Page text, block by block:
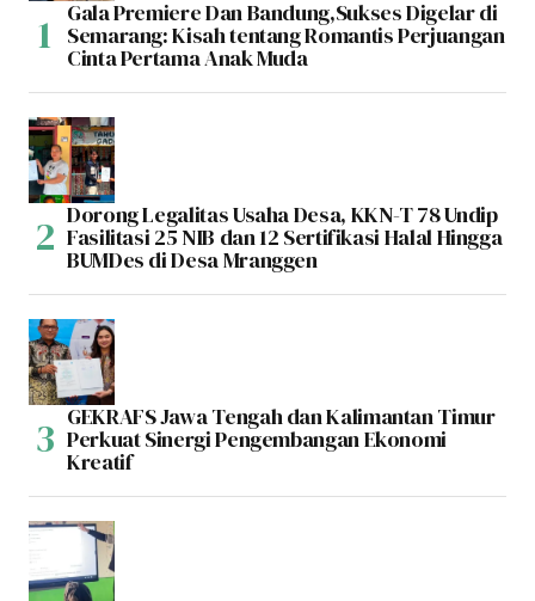
Gala Premiere Dan Bandung,Sukses Digelar di
Semarang: Kisah tentang Romantis Perjuangan
Cinta Pertama Anak Muda
Dorong Legalitas Usaha Desa, KKN-T 78 Undip
Fasilitasi 25 NIB dan 12 Sertifikasi Halal Hingga
BUMDes di Desa Mranggen
GEKRAFS Jawa Tengah dan Kalimantan Timur
Perkuat Sinergi Pengembangan Ekonomi
Kreatif